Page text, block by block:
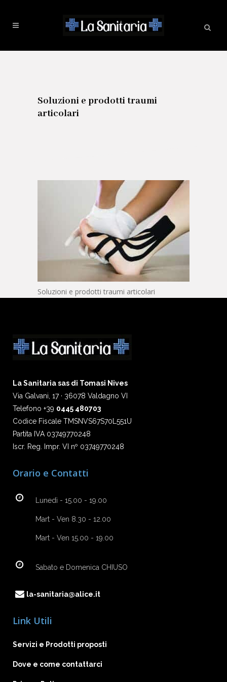
Soluzioni e prodotti traumi
articolari
Soluzioni e prodotti traumi articolari
La Sanitaria sas di Tomasi Nives
Via Galvani, 17 · 36078 Valdagno VI
Telefono +39 0445 480703
Codice Fiscale TMSNVS67S70L551U
Partita IVA 03749770248
Iscr. Reg. Impr. VI nº 03749770248
Orario e Contatti
Lunedì - 15.00 - 19.00
Mart - Ven 8.30 - 12.00
Mart - Ven 15.00 - 19.00
Sabato e Domenica CHIUSO
la-sanitaria@alice.it
Link Utili
Servizi e Prodotti proposti
Dove e come contattarci